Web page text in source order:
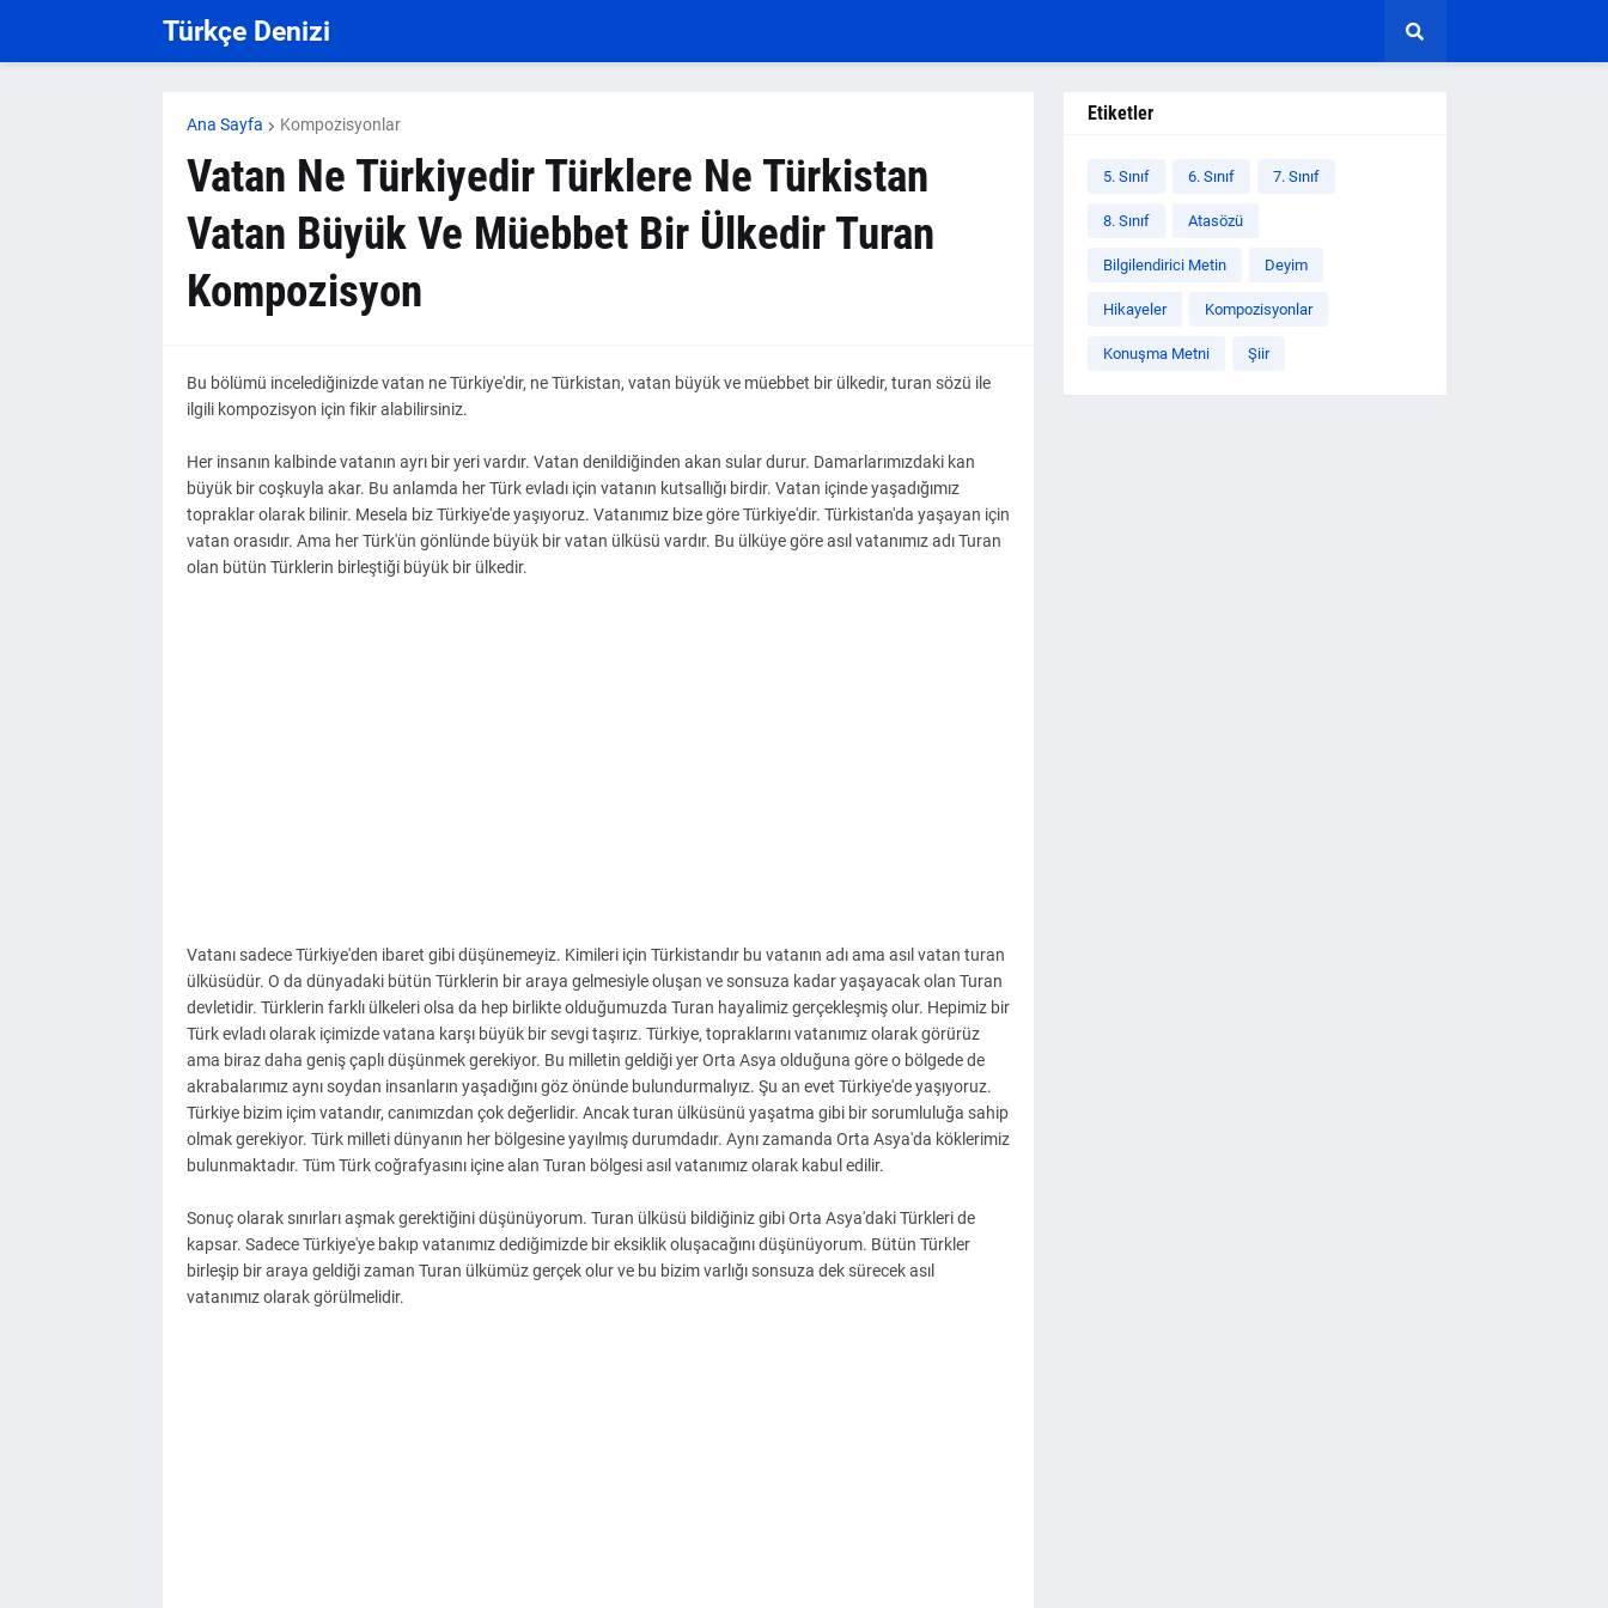
Türkçe Denizi
Ana Sayfa Kompozisyonlar
Vatan Ne Türkiyedir Türklere Ne Türkistan
Vatan Büyük Ve Müebbet Bir Ülkedir Turan
Kompozisyon
Bu bölümü incelediğinizde vatan ne Türkiye'dir, ne Türkistan, vatan büyük ve müebbet bir ülkedir, turan sözü ile
ilgili kompozisyon için fikir alabilirsiniz.
Her insanın kalbinde vatanın ayrı bir yeri vardır. Vatan denildiğinden akan sular durur. Damarlarımızdaki kan
büyük bir coşkuyla akar. Bu anlamda her Türk evladı için vatanın kutsallığı birdir. Vatan içinde yaşadığımız
topraklar olarak bilinir. Mesela biz Türkiye'de yaşıyoruz. Vatanımız bize göre Türkiye'dir. Türkistan'da yaşayan için
vatan orasıdır. Ama her Türk'ün gönlünde büyük bir vatan ülküsü vardır. Bu ülküye göre asıl vatanımız adı Turan
olan bütün Türklerin birleştiği büyük bir ülkedir.
Vatanı sadece Türkiye'den ibaret gibi düşünemeyiz. Kimileri için Türkistandır bu vatanın adı ama asıl vatan turan
ülküsüdür. O da dünyadaki bütün Türklerin bir araya gelmesiyle oluşan ve sonsuza kadar yaşayacak olan Turan
devletidir. Türklerin farklı ülkeleri olsa da hep birlikte olduğumuzda Turan hayalimiz gerçekleşmiş olur. Hepimiz bir
Türk evladı olarak içimizde vatana karşı büyük bir sevgi taşırız. Türkiye, topraklarını vatanımız olarak görürüz
ama biraz daha geniş çaplı düşünmek gerekiyor. Bu milletin geldiği yer Orta Asya olduğuna göre o bölgede de
akrabalarımız aynı soydan insanların yaşadığını göz önünde bulundurmalıyız. Şu an evet Türkiye'de yaşıyoruz.
Türkiye bizim içim vatandır, canımızdan çok değerlidir. Ancak turan ülküsünü yaşatma gibi bir sorumluluğa sahip
olmak gerekiyor. Türk milleti dünyanın her bölgesine yayılmış durumdadır. Aynı zamanda Orta Asya'da köklerimiz
bulunmaktadır. Tüm Türk coğrafyasını içine alan Turan bölgesi asıl vatanımız olarak kabul edilir.
Sonuç olarak sınırları aşmak gerektiğini düşünüyorum. Turan ülküsü bildiğiniz gibi Orta Asya'daki Türkleri de
kapsar. Sadece Türkiye'ye bakıp vatanımız dediğimizde bir eksiklik oluşacağını düşünüyorum. Bütün Türkler
birleşip bir araya geldiği zaman Turan ülkümüz gerçek olur ve bu bizim varlığı sonsuza dek sürecek asıl
vatanımız olarak görülmelidir.
Etiketler
5. Sınıf 6. Sınıf 7. Sınıf
8. Sınıf Atasözü
Bilgilendirici Metin Deyim
Hikayeler Kompozisyonlar
Konuşma Metni Şiir